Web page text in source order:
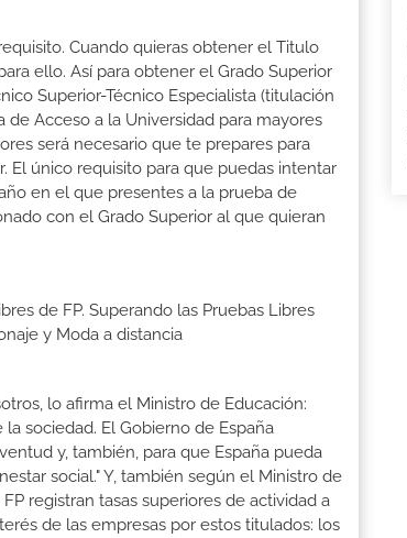
Cuando quieras obtener el Titulo
ello. Así para obtener el Grado Superior
Superior-Técnico Especialista (titulación
Acceso a la Universidad para mayores
será necesario que te prepares para
El único requisito para que puedas intentar
en el que presentes a la prueba de
con el Grado Superior al que quieran
de FP. Superando las Pruebas Libres
y Moda a distancia
lo afirma el Ministro de Educación:
sociedad. El Gobierno de España
y, también, para que España pueda
social." Y, también según el Ministro de
registran tasas superiores de actividad a
de las empresas por estos titulados: los